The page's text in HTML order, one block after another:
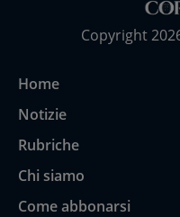
Copyright
Home
Notizie
Rubriche
Chi siamo
Come abbonarsi